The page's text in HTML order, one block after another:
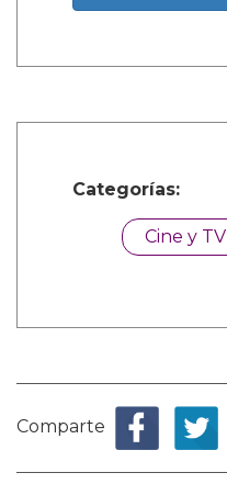
Categorías:
Cine y TV
Comparte